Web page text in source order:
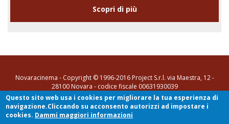
Scopri di più
Novaracinema - Copyright © 1996-2016 Project S.r.l. via Maestra, 12 -
28100 Novara - codice fiscale 00631930039
tel. 0321 35731- info@novaracinema.it
[Privacy Policy e Cookie Policy]- Sito realizzato da
Questo sito web usa i cookies per migliorare la tua esperienza di
navigazione.Cliccando su acconsento autorizzi ad impostare i
cookies. Dammi maggiori informazioni